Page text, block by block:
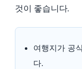
것이 좋습니다.
여행지가 공
다.